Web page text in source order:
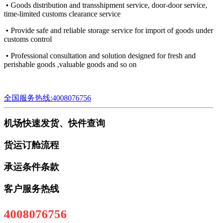
• Goods distribution and transshipment service, door-door service,
time-limited customs clearance service
• Provide safe and reliable storage service for import of goods under
customs control
• Professional consultation and solution designed for fresh and
perishable goods ,valuable goods and so on
全国服务热线:4008076756
机场快速发货、快件查询
货运订舱流程
承运条件条款
客户服务热线
4008076756